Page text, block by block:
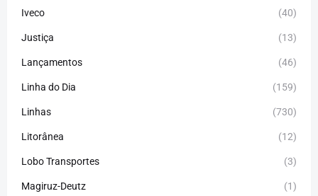
Iveco (40)
Justiça (13)
Lançamentos (46)
Linha do Dia (159)
Linhas (730)
Litorânea (12)
Lobo Transportes (3)
Magiruz-Deutz (1)